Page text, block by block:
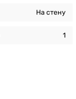
На стену
1